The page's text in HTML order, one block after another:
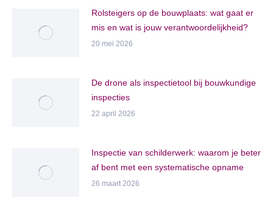
Rolsteigers op de bouwplaats: wat gaat er
mis en wat is jouw verantwoordelijkheid?
20 mei 2026
De drone als inspectietool bij bouwkundige
inspecties
22 april 2026
Inspectie van schilderwerk: waarom je beter
af bent met een systematische opname
26 maart 2026